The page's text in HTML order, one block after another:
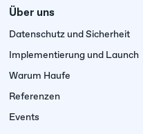
Über uns
Datenschutz und Sicherheit
Implementierung und Launch
Warum Haufe
Referenzen
Events